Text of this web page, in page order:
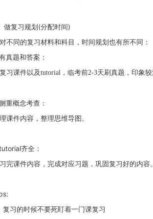
做复习规划(分配时间)
不同的复习材料和科目，时间规划也有所不同：
真题和答案：
习课件以及tutorial，临考前2-3天刷真题，印象较
重概念考查：
课件内容，整理思维导图。
齐全：
完课件内容，完成对应习题，巩固复习好的内容。
复习的时候不要死盯着一门课复习